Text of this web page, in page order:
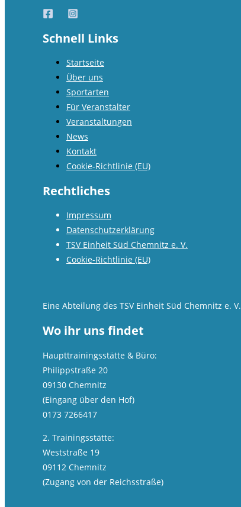
Schnell Links
Startseite
Über uns
Sportarten
Für Veranstalter
Veranstaltungen
News
Kontakt
Cookie-Richtlinie (EU)
Rechtliches
Impressum
Datenschutzerklärung
TSV Einheit Süd Chemnitz e. V.
Cookie-Richtlinie (EU)
Eine Abteilung des TSV Einheit Süd Chemnitz e. V.
Wo ihr uns findet
Haupttrainingsstätte & Büro:
Philippstraße 20
09130 Chemnitz
(Eingang über den Hof)
0173 7266417
2. Trainingsstätte:
Weststraße 19
09112 Chemnitz
(Zugang von der Reichsstraße)